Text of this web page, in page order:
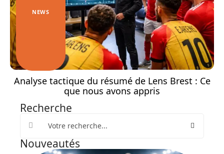
NEWS
Analyse tactique du résumé de Lens Brest : Ce
que nous avons appris
Recherche
Nouveautés